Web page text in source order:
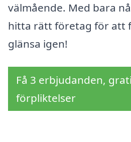
välmående. Med bara
hitta rätt företag för att
glänsa igen!
Få 3 erbjudanden,
förpliktelser